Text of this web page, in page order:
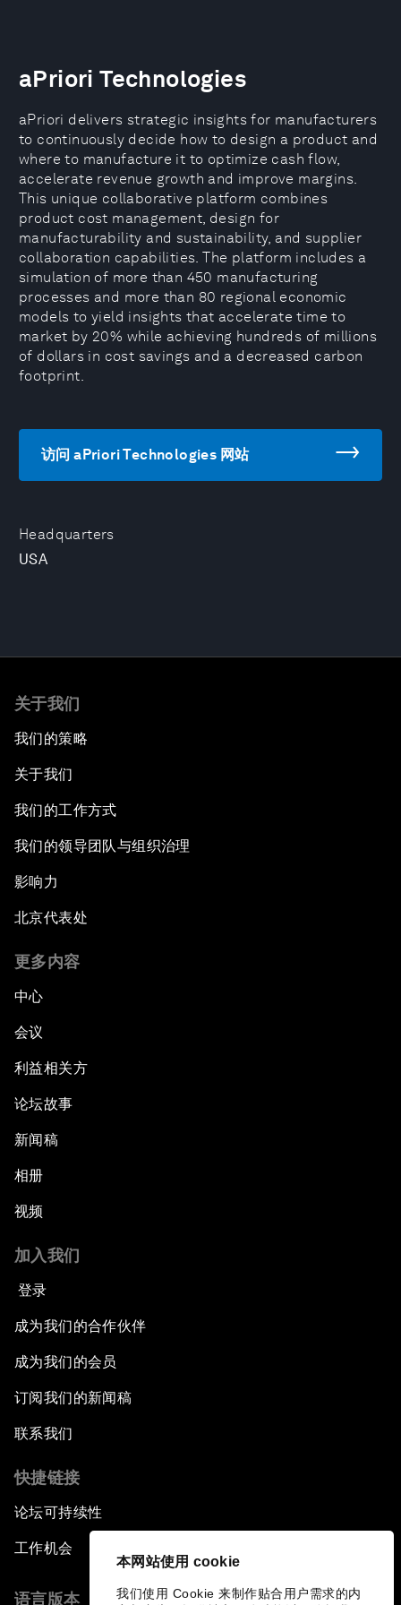
本网站使用 cookie
我们使用 Cookie 来制作贴合用户需求的内
Headquarters
USA
aPriori Technologies
aPriori delivers strategic insights for manufacturers
to continuously decide how to design a product and
where to manufacture it to optimize cash flow,
accelerate revenue growth and improve margins.
This unique collaborative platform combines
product cost management, design for
manufacturability and sustainability, and supplier
collaboration capabilities. The platform includes a
simulation of more than 450 manufacturing
processes and more than 80 regional economic
models to yield insights that accelerate time to
market by 20% while achieving hundreds of millions
of dollars in cost savings and a decreased carbon
footprint.
访问 aPriori Technologies 网站
关于我们
我们的策略
关于我们
我们的工作方式
我们的领导团队与组织治理
影响力
北京代表处
更多内容
中心
会议
利益相关方
论坛故事
新闻稿
相册
视频
加入我们
登录
成为我们的合作伙伴
成为我们的会员
订阅我们的新闻稿
联系我们
快捷链接
论坛可持续性
工作机会
语言版本